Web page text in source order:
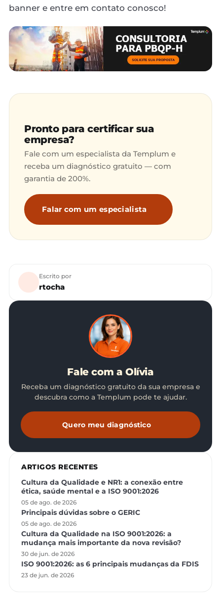
banner e entre em contato conosco!
Pronto para certificar sua
empresa?
Fale com um especialista da Templum e
receba um diagnóstico gratuito — com
garantia de 200%.
Falar com um especialista
Escrito por
rtocha
Fale com a Olívia
Receba um diagnóstico gratuito da sua empresa e
descubra como a Templum pode te ajudar.
Quero meu diagnóstico
ARTIGOS RECENTES
Cultura da Qualidade e NR1: a conexão entre
ética, saúde mental e a ISO 9001:2026
05 de ago. de 2026
Principais dúvidas sobre o GERIC
05 de ago. de 2026
Cultura da Qualidade na ISO 9001:2026: a
mudança mais importante da nova revisão?
30 de jun. de 2026
ISO 9001:2026: as 6 principais mudanças da FDIS
23 de jun. de 2026